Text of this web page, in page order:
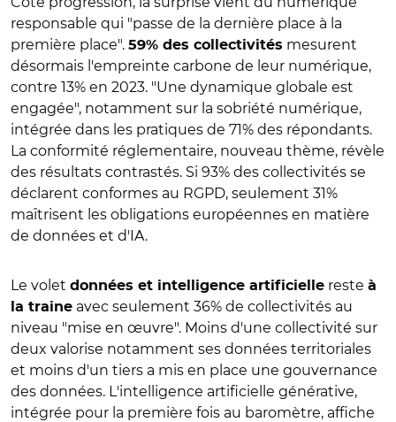
responsable qui "passe de la dernière place à la
première place". 59% des collectivités mesurent
désormais l'empreinte carbone de leur numérique,
contre 13% en 2023. "Une dynamique globale est
engagée", notamment sur la sobriété numérique,
intégrée dans les pratiques de 71% des répondants.
La conformité réglementaire, nouveau thème, révèle
des résultats contrastés. Si 93% des collectivités se
déclarent conformes au RGPD, seulement 31%
maîtrisent les obligations européennes en matière
de données et d'IA.
Le volet données et intelligence artificielle reste à
la traine avec seulement 36% de collectivités au
niveau "mise en œuvre". Moins d'une collectivité sur
deux valorise notamment ses données territoriales
et moins d'un tiers a mis en place une gouvernance
des données. L'intelligence artificielle générative,
intégrée pour la première fois au baromètre, affiche